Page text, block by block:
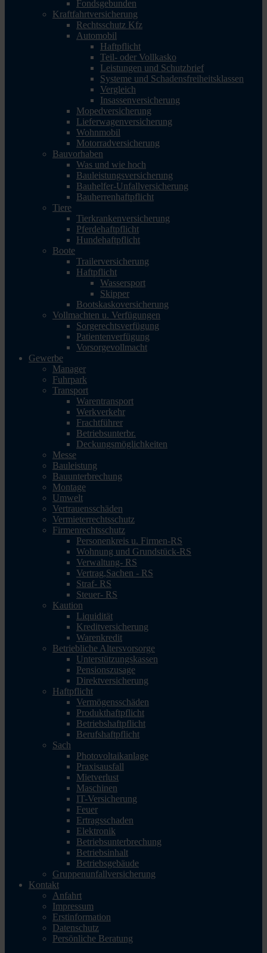
Fondsgebunden
Kraftfahrtversicherung
Rechtsschutz Kfz
Automobil
Haftpflicht
Teil- oder Vollkasko
Leistungen und Schutzbrief
Systeme und Schadensfreiheitsklassen
Vergleich
Insassenversicherung
Mopedversicherung
Lieferwagenversicherung
Wohnmobil
Motorradversicherung
Bauvorhaben
Was und wie hoch
Bauleistungsversicherung
Bauhelfer-Unfallversicherung
Bauherrenhaftpflicht
Tiere
Tierkrankenversicherung
Pferdehaftpflicht
Hundehaftpflicht
Boote
Trailerversicherung
Haftpflicht
Wassersport
Skipper
Bootskaskoversicherung
Vollmachten u. Verfügungen
Sorgerechtsverfügung
Patientenverfügung
Vorsorgevollmacht
Gewerbe
Manager
Fuhrpark
Transport
Warentransport
Werkverkehr
Frachtführer
Betriebsunterbr.
Deckungsmöglichkeiten
Messe
Bauleistung
Bauunterbrechung
Montage
Umwelt
Vertrauensschäden
Vermieterrechtsschutz
Firmenrechtsschutz
Personenkreis u. Firmen-RS
Wohnung und Grundstück-RS
Verwaltung- RS
Vertrag,Sachen - RS
Straf- RS
Steuer- RS
Kaution
Liquidität
Kreditversicherung
Warenkredit
Betriebliche Altersvorsorge
Unterstützungskassen
Pensionszusage
Direktversicherung
Haftpflicht
Vermögensschäden
Produkthaftpflicht
Betriebshaftpflicht
Berufshaftpflicht
Sach
Photovoltaikanlage
Praxisausfall
Mietverlust
Maschinen
IT-Versicherung
Feuer
Ertragsschaden
Elektronik
Betriebsunterbrechung
Betriebsinhalt
Betriebsgebäude
Gruppenunfallversicherung
Kontakt
Anfahrt
Impressum
Erstinformation
Datenschutz
Persönliche Beratung